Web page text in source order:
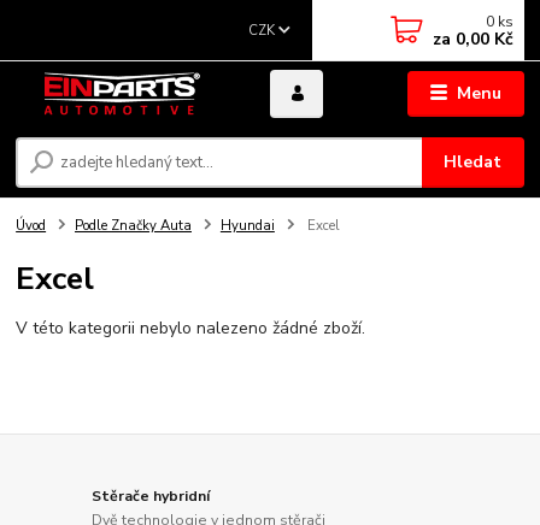
Menu
CZK
Hledat
0 ks
za 0,00 Kč
Úvod Podle Značky Auta Hyundai Excel
Excel
V této kategorii nebylo nalezeno žádné zboží.
Stěrače hybridní
Dvě technologie v jednom stěrači